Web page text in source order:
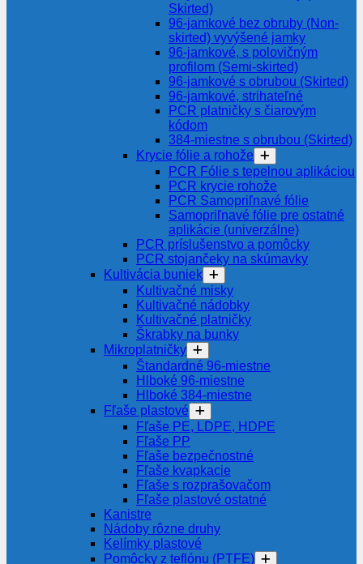
Skirted)
96-jamkové bez obruby (Non-
skirted) vyvýšené jamky
96-jamkové, s polovičným
profilom (Semi-skirted)
96-jamkové s obrubou (Skirted)
96-jamkové, strihateľné
PCR platničky s čiarovým
kódom
384-miestne s obrubou (Skirted)
Krycie fólie a rohože
PCR Fólie s tepelnou aplikáciou
PCR krycie rohože
PCR Samopriľnavé fólie
Samopriľnavé fólie pre ostatné
aplikácie (univerzálne)
PCR príslušenstvo a pomôcky
PCR stojančeky na skúmavky
Kultivácia buniek
Kultivačné misky
Kultivačné nádobky
Kultivačné platničky
Škrabky na bunky
Mikroplatničky
Štandardné 96-miestne
Hlboké 96-miestne
Hlboké 384-miestne
Fľaše plastové
Fľaše PE, LDPE, HDPE
Fľaše PP
Fľaše bezpečnostné
Fľaše kvapkacie
Fľaše s rozprašovačom
Fľaše plastové ostatné
Kanistre
Nádoby rôzne druhy
Kelímky plastové
Pomôcky z teflónu (PTFE)